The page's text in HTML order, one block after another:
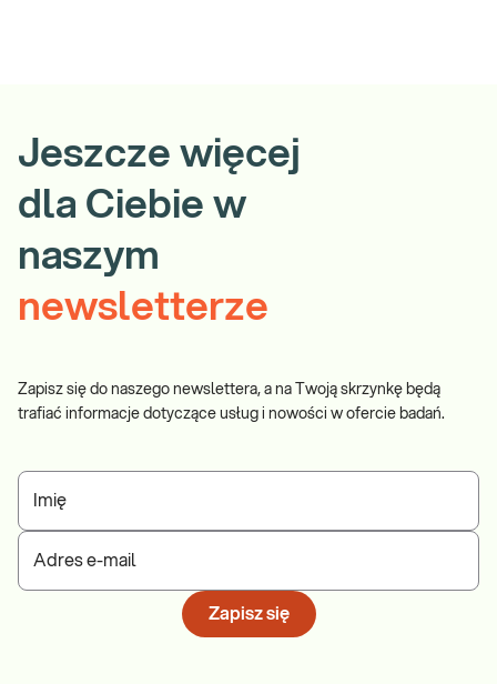
Jeszcze więcej
dla Ciebie w
naszym
newsletterze
Zapisz się do naszego newslettera, a na Twoją skrzynkę będą
trafiać informacje dotyczące usług i nowości w ofercie badań.
Imię
Adres e-mail
Zapisz się